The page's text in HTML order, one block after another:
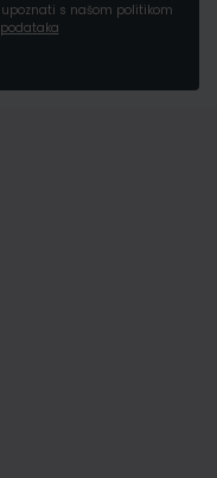
s našom politikom